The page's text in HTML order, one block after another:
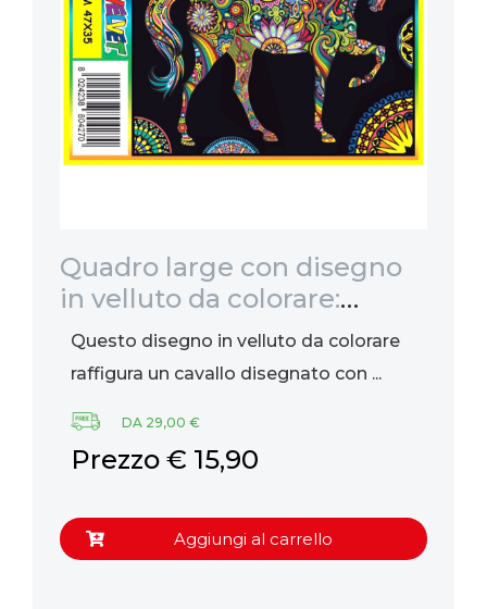
Quadro large con disegno
in velluto da colorare:
Cavallo mandala, 47x35cm
Questo disegno in velluto da colorare
raffigura un cavallo disegnato con ...
DA 29,00 €
Prezzo € 15,90
Aggiungi al carrello